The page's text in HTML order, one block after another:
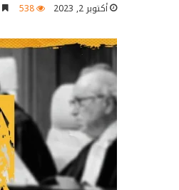
أكتوبر 2, 2023 538